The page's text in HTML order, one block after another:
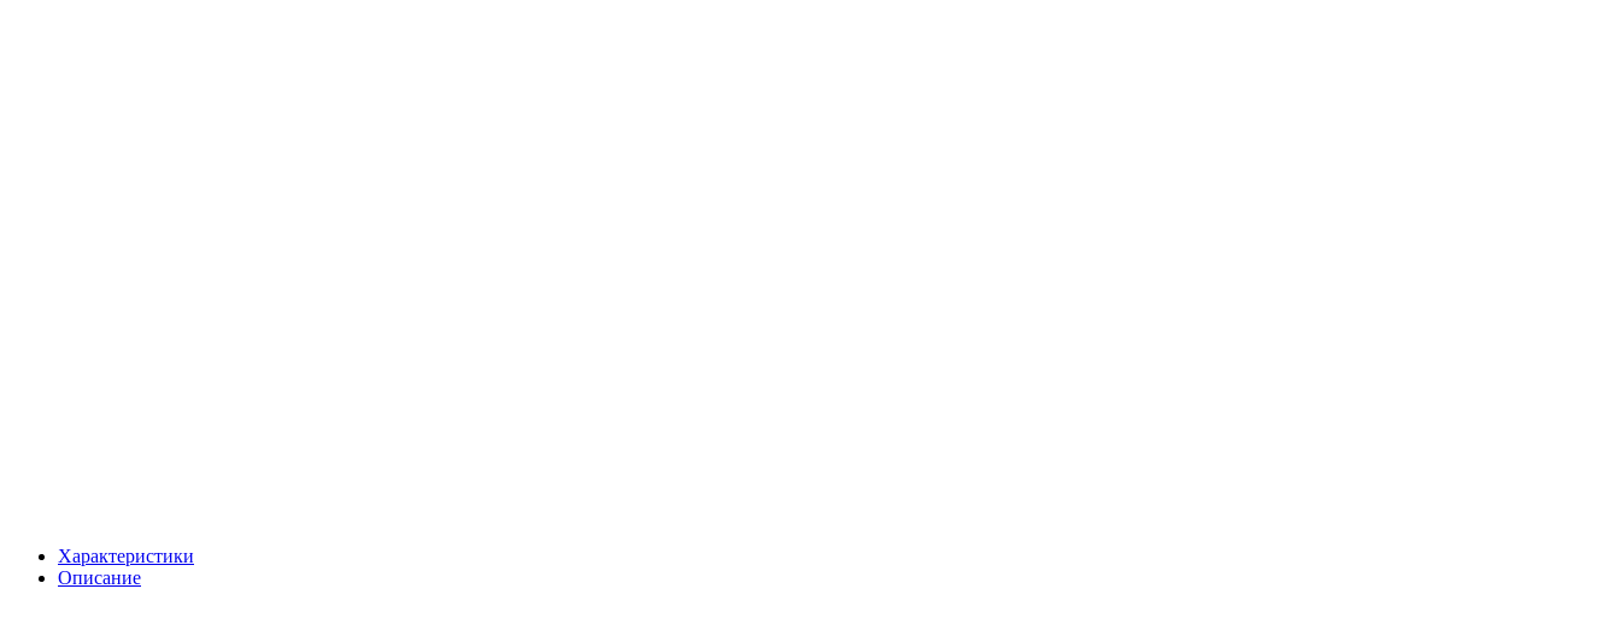
Характеристики
Описание